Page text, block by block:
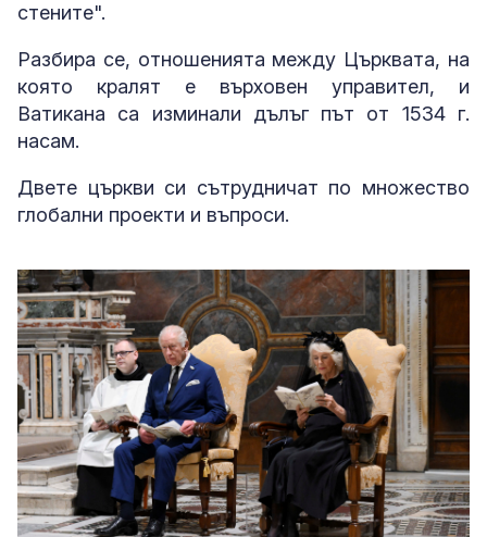
стените".
Разбира се, отношенията между Църквата, на
която кралят е върховен управител, и
Ватикана са изминали дълъг път от 1534 г.
насам.
Двете църкви си сътрудничат по множество
глобални проекти и въпроси.